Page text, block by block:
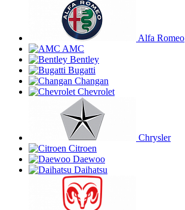
Alfa Romeo
AMC
Bentley
Bugatti
Changan
Chevrolet
Chrysler
Citroen
Daewoo
Daihatsu